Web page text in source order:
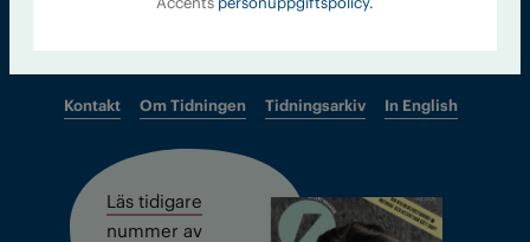
Kontakt Om Tidningen Tidningsarkiv In English
Läs tidigare
nummer av